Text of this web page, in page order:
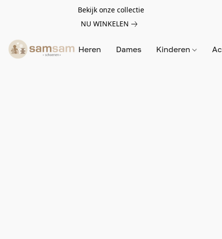
Bekijk onze collectie
NU WINKELEN
Heren Dames Kinderen